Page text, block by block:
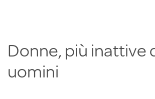
Donne, più inattive
uomini